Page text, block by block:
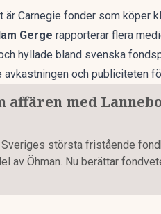
är Carnegie fonder som köper
Gerge rapporterar flera
hyllade bland svenska
och publiciteten
affären med
största fristående
av Öhman. Nu berättar